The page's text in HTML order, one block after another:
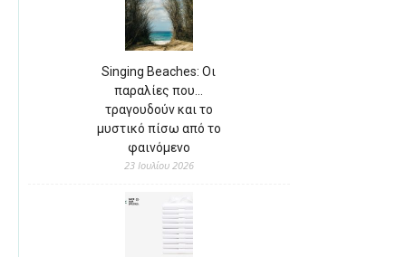
Singing Beaches: Οι
παραλίες που…
τραγουδούν και το
μυστικό πίσω από το
φαινόμενο
23 Ιουλίου 2026